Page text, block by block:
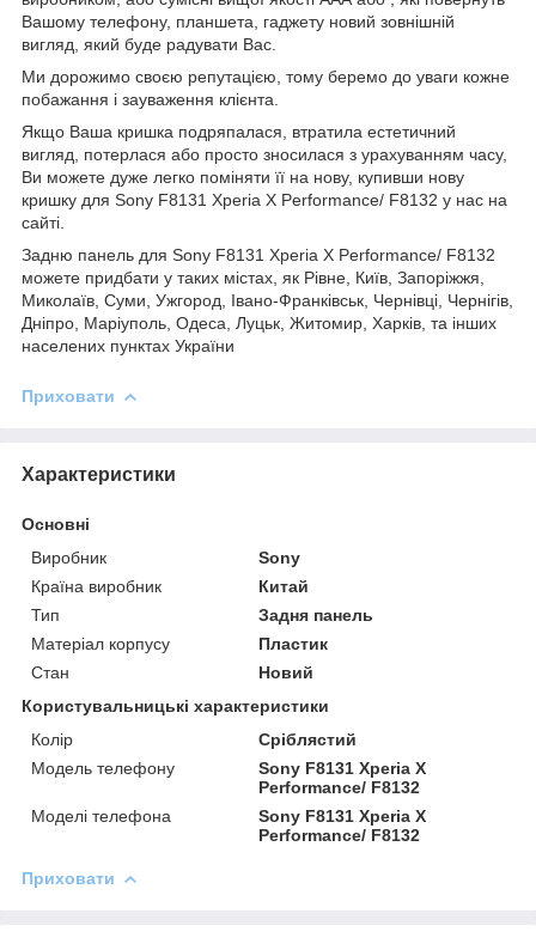
Вашому телефону, планшета, гаджету новий зовнішній
вигляд, який буде радувати Вас.
Ми дорожимо своєю репутацією, тому беремо до уваги кожне
побажання і зауваження клієнта.
Якщо Ваша кришка подряпалася, втратила естетичний
вигляд, потерлася або просто зносилася з урахуванням часу,
Ви можете дуже легко поміняти її на нову, купивши нову
кришку для Sony F8131 Xperia X Performance/ F8132 у нас на
сайті.
Задню панель для Sony F8131 Xperia X Performance/ F8132
можете придбати у таких містах, як Рівне, Київ, Запоріжжя,
Миколаїв, Суми, Ужгород, Івано-Франківськ, Чернівці, Чернігів,
Дніпро, Маріуполь, Одеса, Луцьк, Житомир, Харків, та інших
населених пунктах України
Приховати
Характеристики
Основні
Виробник
Sony
Країна виробник
Китай
Тип
Задня панель
Матеріал корпусу
Пластик
Стан
Новий
Користувальницькі характеристики
Колір
Сріблястий
Модель телефону
Sony F8131 Xperia X
Performance/ F8132
Моделі телефона
Sony F8131 Xperia X
Performance/ F8132
Приховати